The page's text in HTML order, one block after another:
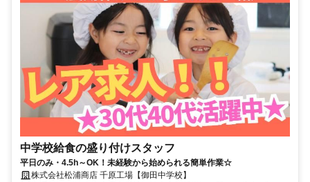
中学校給食の盛り付けスタッフ
平日のみ・4.5h～OK！未経験から始められる簡単作業☆
株式会社松浦商店 千原工場【御田中学校】